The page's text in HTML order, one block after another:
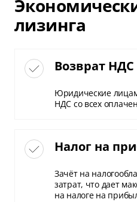
лизинга
Возврат НДС
Юридические
НДС со всех
Налог на
Зачёт на
затрат, что дает
на налоге на